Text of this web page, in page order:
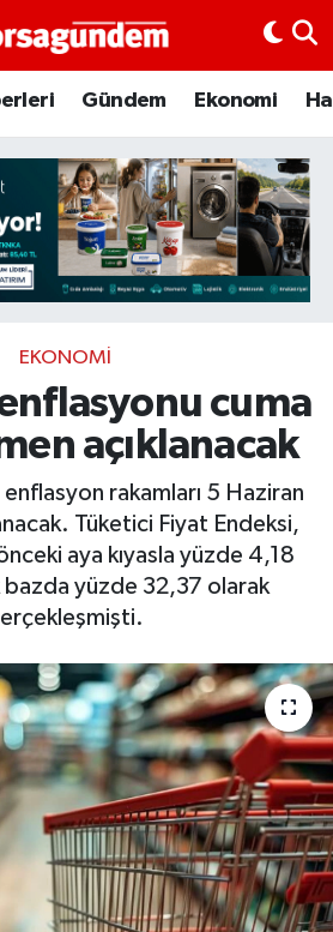
Gündem Ekonomi
EKONOMI
enflasyonu cuma
açıklanacak
enflasyon rakamları 5 Haziran
Tüketici Fiyat Endeksi,
aya kıyasla yüzde 4,18
bazda yüzde 32,37 olarak